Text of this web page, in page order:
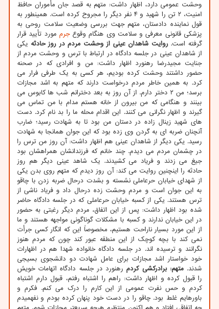
وحشت عمومی دارد، اظهار داشت: متهم به قصد جان مأموران حافظ
امنیت، ۲ تن را شهید و ۴ نفر دیگر را مجروح کرده است. همینطور به
قول نماینده دادستان، متهم جهت بررسی وضعیت سلامت روحی به
پزشکی قانونی معرفی و سلامت وی هنگام وقوعجرم مورد تأیید قرار
گرفته است.روایت شاهدان عینی از وحشت مردم در روز حادثه یکی
از شاهدان عینی در جلسه دادگاه در ارتباط با ترس و وحشت مردم از
جنایت مجیدرضا رهنورد اظهار داشت: من و افرادی که در صحنه
حضور داشتند وحشت کرده بودیم، هر کسی به یک طرفی فرار می
کرد. به همین خاطر مردم درخواست دارند که متهم به اشد مجازات
برسد؛ من ۲ دختر دارم. از آن روز به بعد دخترانم شب ها کابوس می
بینند و هنگامی که من بیرون از خانه هستم مدام با من تماس می
گیرند و اظهار نگرانی می کنند. این اقدام محله ما را بد نام کرد. دست
های شهید زینال زاده در دستان من بود تا به شهادت رسید؛ ضارب
آنچنان ضربه ای به گردن وی زده بود که این جوان همانجا به شهادت
رسید. یکی دیگر از شاهدان عینی هم اظهار داشت: آن روز من ترس را
در چشمان مردم می دیدم. چند خانم که فرزندانشان همراهشان بود
جیغ می زدند و فریاد می کشیدند. یک شاهد عینی دیگر هم روز
حادثه را اینچنین روایت می کند: آن روز دیدم که متهم روی بدن یکی
از شهدای خیابان حرعاملی نشسته و بشدت درحال ضربه زدن با چاقو
به این جوان است و مردم وحشت زده درحال داد و فریاد ناشی از
ترس هستند. یکی از کسبه خیابان حرعاملی که در جلسه دادگاه حاضر
شده بود اظهار داشت: پس از این اتفاق، مردم دیگر رغبتی به حضور
در این خیابان ندارند و کسبه با مشکلات گوناگونی مواجهه هستند و ما
از این مورد بسیار ناراحت هستیم، مخصوصاً این که انگار کسی جرأت
نمی کند با بچه کوچک از این منطقه عبور کند چون که مردم هنوز
نگرانند و ترسیده اند. در جلسه دادگاه خانواده شهدا هم در اظهارات
خود خواستار اشد مجازات برای عامل شهادت دو دانشجوی بسیجی
شدند.متهم: برادرکشی کردمرهنورد در جلسه دادگاه اتهامات خویش
را قبول کرده و اظهار داشت: راهم را اشتباه رفتم، قبول دارم اشتباه
کردم و حس نفرت عمومی از این کارم را درک می کنم. فکرم و
باورهایم غلط بود. چاقو را در دست خود پنهان کرده بودم و نفهمیدم